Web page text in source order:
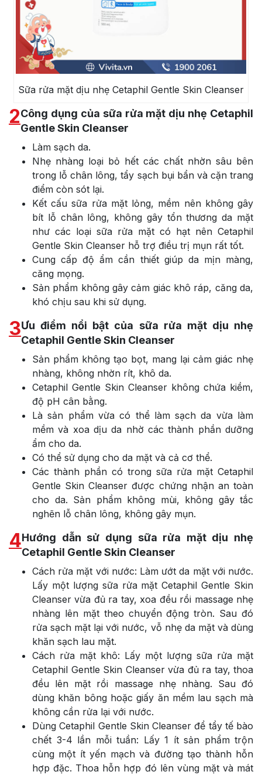
Sữa rửa mặt dịu nhẹ Cetaphil Gentle Skin Cleanser
2Công dụng của sữa rửa mặt dịu nhẹ Cetaphil
Gentle Skin Cleanser
Làm sạch da.
Nhẹ nhàng loại bỏ hết các chất nhờn sâu bên
trong lỗ chân lông, tẩy sạch bụi bẩn và cặn trang
điểm còn sót lại.
Kết cấu sữa rửa mặt lỏng, mềm nên không gây
bít lỗ chân lông, không gây tổn thương da mặt
như các loại sữa rửa mặt có hạt nên Cetaphil
Gentle Skin Cleanser hỗ trợ điều trị mụn rất tốt.
Cung cấp độ ẩm cần thiết giúp da mịn màng,
căng mọng.
Sản phẩm không gây cảm giác khô ráp, căng da,
khó chịu sau khi sử dụng.
3Ưu điểm nổi bật của sữa rửa mặt dịu nhẹ
Cetaphil Gentle Skin Cleanser
Sản phẩm không tạo bọt, mang lại cảm giác nhẹ
nhàng, không nhờn rít, khô da.
Cetaphil Gentle Skin Cleanser không chứa kiềm,
độ pH cân bằng.
Là sản phẩm vừa có thể làm sạch da vừa làm
mềm và xoa dịu da nhờ các thành phần dưỡng
ẩm cho da.
Có thể sử dụng cho da mặt và cả cơ thể.
Các thành phần có trong sữa rửa mặt Cetaphil
Gentle Skin Cleanser được chứng nhận an toàn
cho da. Sản phẩm không mùi, không gây tắc
nghẽn lỗ chân lông, không gây mụn.
4Hướng dẫn sử dụng sữa rửa mặt dịu nhẹ
Cetaphil Gentle Skin Cleanser
Cách rửa mặt với nước: Làm ướt da mặt với nước.
Lấy một lượng sữa rửa mặt Cetaphil Gentle Skin
Cleanser vừa đủ ra tay, xoa đều rồi massage nhẹ
nhàng lên mặt theo chuyển động tròn. Sau đó
rửa sạch mặt lại với nước, vỗ nhẹ da mặt và dùng
khăn sạch lau mặt.
Cách rửa mặt khô: Lấy một lượng sữa rửa mặt
Cetaphil Gentle Skin Cleanser vừa đủ ra tay, thoa
đều lên mặt rồi massage nhẹ nhàng. Sau đó
dùng khăn bông hoặc giấy ăn mềm lau sạch mà
không cần rửa lại với nước.
Dùng Cetaphil Gentle Skin Cleanser để tẩy tế bào
chết 3-4 lần mỗi tuần: Lấy 1 ít sản phẩm trộn
cùng một ít yến mạch và đường tạo thành hỗn
hợp đặc. Thoa hỗn hợp đó lên vùng mặt và mát